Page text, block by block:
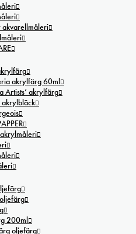
akvarellmåleri
akrylfärg 60ml
Artists’ akrylfärg
akrylbläck
200ml
oljefärg